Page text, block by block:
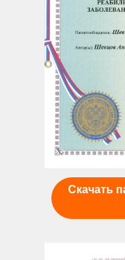
Скачать